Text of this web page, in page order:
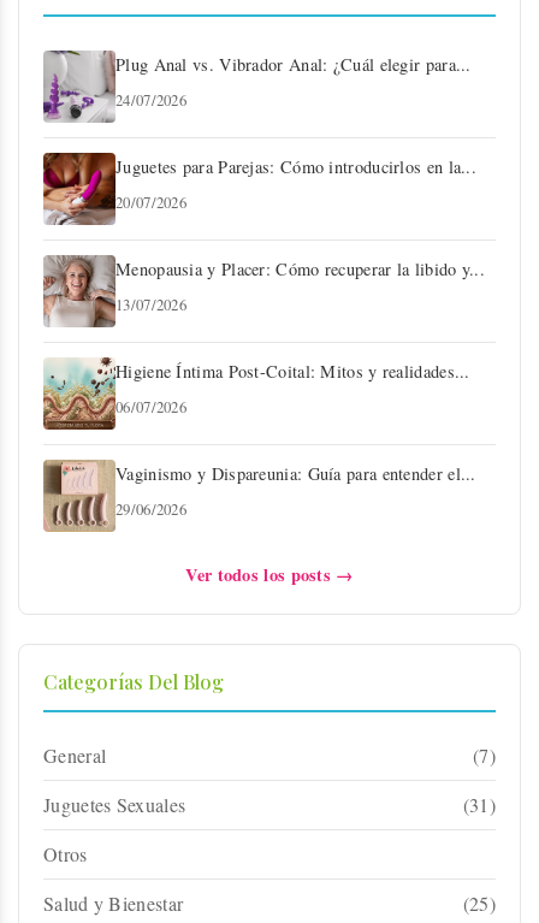
Plug Anal vs. Vibrador Anal: ¿Cuál elegir para...
24/07/2026
Juguetes para Parejas: Cómo introducirlos en la...
20/07/2026
Menopausia y Placer: Cómo recuperar la libido y...
13/07/2026
Higiene Íntima Post-Coital: Mitos y realidades...
06/07/2026
Vaginismo y Dispareunia: Guía para entender el...
29/06/2026
Ver todos los posts →
Categorías Del Blog
General
(7)
Juguetes Sexuales
(31)
Otros
Salud y Bienestar
(25)